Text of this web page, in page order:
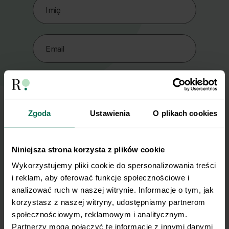
Zgoda Ustawienia O plikach cookies
Niniejsza strona korzysta z plików cookie
Wykorzystujemy pliki cookie do spersonalizowania treści
i reklam, aby oferować funkcje społecznościowe i
analizować ruch w naszej witrynie. Informacje o tym, jak
korzystasz z naszej witryny, udostępniamy partnerom
społecznościowym, reklamowym i analitycznym.
Partnerzy mogą połączyć te informacje z innymi danymi
Imię
Email
Wyrażam zgodę na przetwarzanie moich
Newslettera i potwierdzam zapoznanie się z
polityką prywatności